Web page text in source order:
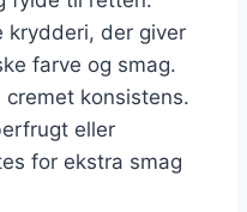
krydderi, der giver
farve og smag.
konsistens.
eller
for ekstra smag